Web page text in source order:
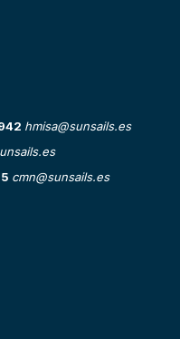
hmisa@sunsails.es
cmn@sunsails.es